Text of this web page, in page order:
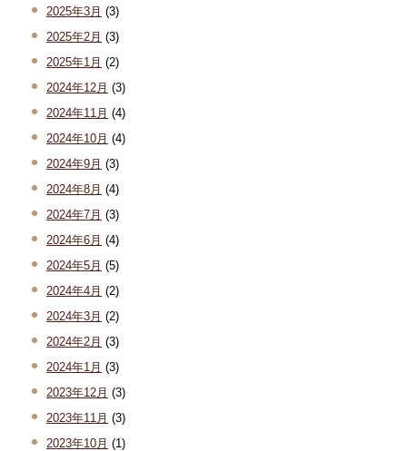
2025年3月 (3)
2025年2月 (3)
2025年1月 (2)
2024年12月 (3)
2024年11月 (4)
2024年10月 (4)
2024年9月 (3)
2024年8月 (4)
2024年7月 (3)
2024年6月 (4)
2024年5月 (5)
2024年4月 (2)
2024年3月 (2)
2024年2月 (3)
2024年1月 (3)
2023年12月 (3)
2023年11月 (3)
2023年10月 (1)